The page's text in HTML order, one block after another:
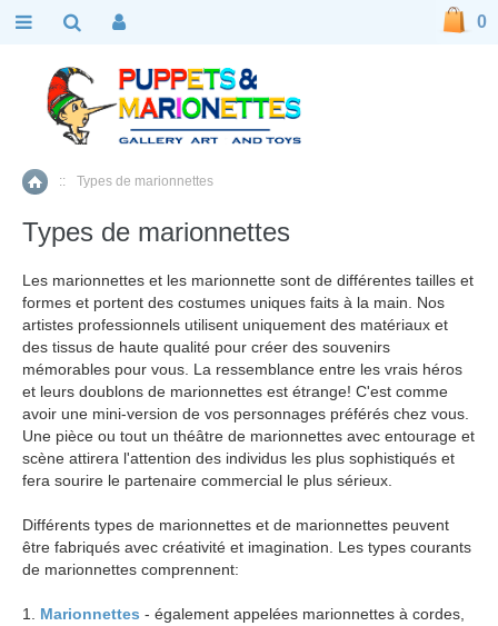
Accueil
:: Types de marionnettes
Types de marionnettes
Les marionnettes et les marionnette sont de différentes tailles et
formes et portent des costumes uniques faits à la main. Nos
artistes professionnels utilisent uniquement des matériaux et
des tissus de haute qualité pour créer des souvenirs
mémorables pour vous. La ressemblance entre les vrais héros
et leurs doublons de marionnettes est étrange! C'est comme
avoir une mini-version de vos personnages préférés chez vous.
Une pièce ou tout un théâtre de marionnettes avec entourage et
scène attirera l'attention des individus les plus sophistiqués et
fera sourire le partenaire commercial le plus sérieux.
Différents types de marionnettes et de marionnettes peuvent
être fabriqués avec créativité et imagination. Les types courants
de marionnettes comprennent:
1. Marionnettes - également appelées marionnettes à cordes,
0